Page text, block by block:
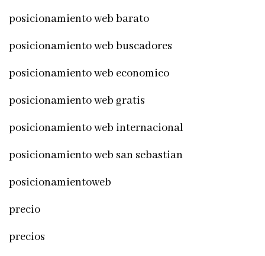
posicionamiento web barato
posicionamiento web buscadores
posicionamiento web economico
posicionamiento web gratis
posicionamiento web internacional
posicionamiento web san sebastian
posicionamientoweb
precio
precios